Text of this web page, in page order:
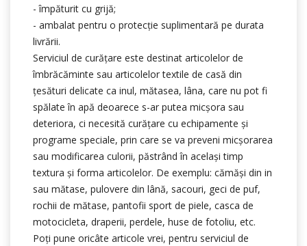
- împăturit cu grijă;
- ambalat pentru o protecție suplimentară pe durata
livrării.
Serviciul de curățare este destinat articolelor de
îmbrăcăminte sau articolelor textile de casă din
țesături delicate ca inul, mătasea, lâna, care nu pot fi
spălate în apă deoarece s-ar putea micşora sau
deteriora, ci necesită curăţare cu echipamente și
programe speciale, prin care se va preveni micşorarea
sau modificarea culorii, păstrând în acelaşi timp
textura și forma articolelor. De exemplu: cămăşi din in
sau mătase, pulovere din lână, sacouri, geci de puf,
rochii de mătase, pantofii sport de piele, casca de
motocicleta, draperii, perdele, huse de fotoliu, etc.
Poţi pune oricâte articole vrei, pentru serviciul de